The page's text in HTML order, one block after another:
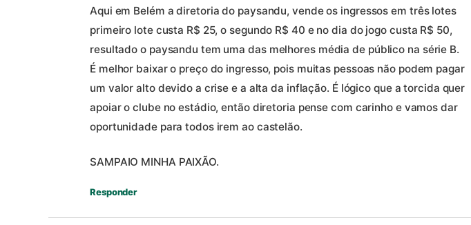
Aqui em Belém a diretoria do paysandu, vende os ingressos em três lotes
primeiro lote custa R$ 25, o segundo R$ 40 e no dia do jogo custa R$ 50,
resultado o paysandu tem uma das melhores média de público na série B.
É melhor baixar o preço do ingresso, pois muitas pessoas não podem pagar
um valor alto devido a crise e a alta da inflação. É lógico que a torcida quer
apoiar o clube no estádio, então diretoria pense com carinho e vamos dar
oportunidade para todos irem ao castelão.
SAMPAIO MINHA PAIXÃO.
Responder